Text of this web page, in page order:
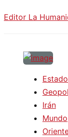
Editor La
Irán
Mundo